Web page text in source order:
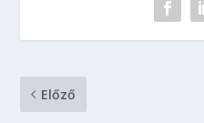
Előző